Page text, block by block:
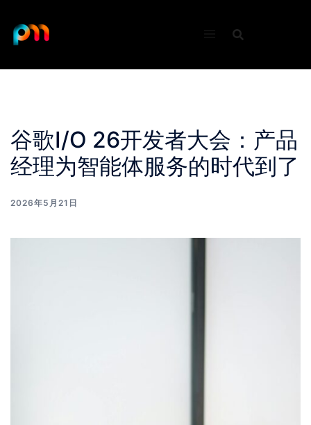
content
谷歌I/O 26开发者大会：产品
经理为智能体服务的时代到了
2026年5月21日